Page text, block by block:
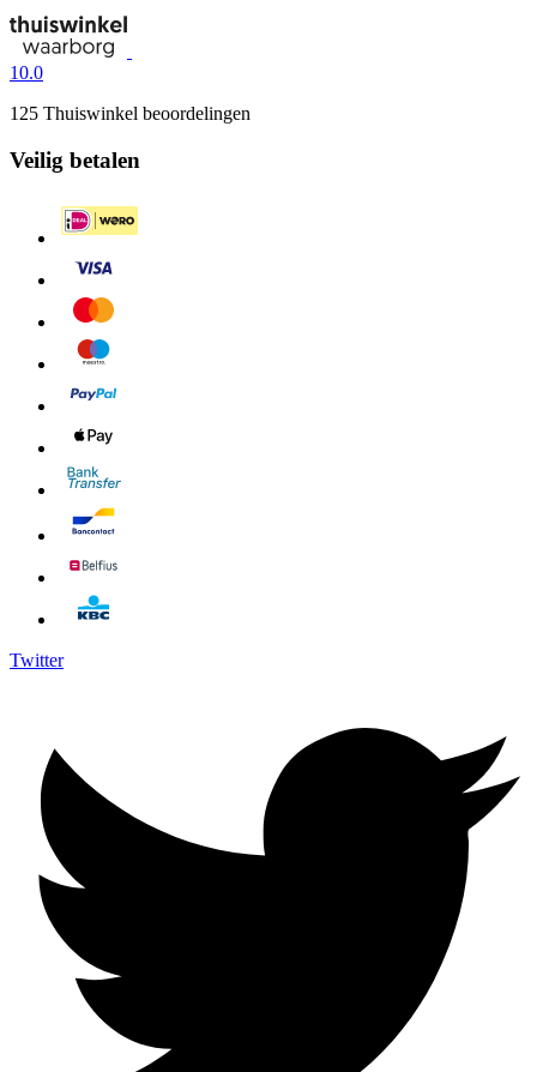
10.0
125 Thuiswinkel beoordelingen
Veilig betalen
Twitter